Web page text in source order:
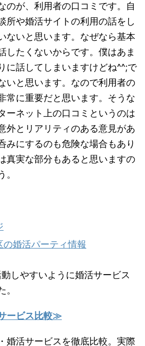
のが、利用者の口コミです。自
所や婚活サイトの利用の話をし
ないと思います。なぜなら基本
したくないからです。僕はあま
に話してしまいますけどね^^;で
いと思います。なので利用者の
常に重要だと思います。そうな
ーネット上の口コミというのは
外とリアリティのある意見があ
みにするのも危険な場合もあり
真実な部分もあると思いますの
。
婚活パーティ情報
しやすいように婚活サービス
。
ービス比較≫
婚活サービスを徹底比較。実際